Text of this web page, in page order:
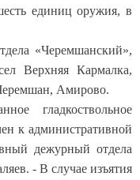
единиц оружия, в
«Черемшанский»,
Верхняя Кармалка,
Амирово.
гладкоствольное
к административной
дежурный отдела
- В случае изъятия